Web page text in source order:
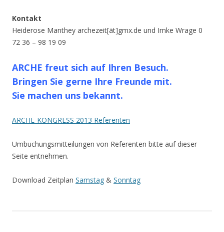
Kontakt
Heiderose Manthey archezeit[ät]gmx.de und Imke Wrage 0
72 36 – 98 19 09
ARCHE freut sich auf Ihren Besuch.
Bringen Sie gerne Ihre Freunde mit.
Sie machen uns bekannt.
ARCHE-KONGRESS 2013 Referenten
Umbuchungsmitteilungen von Referenten bitte auf dieser
Seite entnehmen.
Download Zeitplan Samstag & Sonntag